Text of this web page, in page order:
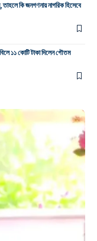
কি জনগণনায় নাগরিক হিসেবে
১১ কোটি টাকা দিলেন গৌতম